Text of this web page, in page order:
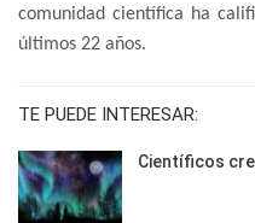
comunidad científica ha
últimos 22 años.
TE PUEDE INTERESAR:
Científicos